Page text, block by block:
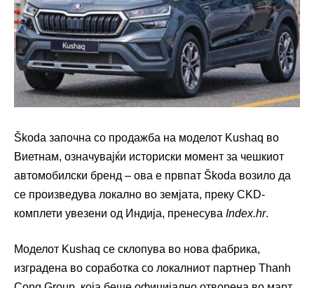
Škoda започна со продажба на моделот Kushaq во
Виетнам, означувајќи историски момент за чешкиот
автомобилски бренд – ова е првпат Škoda возило да
се произведува локално во земјата, преку CKD-
комплети увезени од Индија, пренесува Index.hr.
Моделот Kushaq се склопува во нова фабрика,
изградена во соработка со локалниот партнер Thanh